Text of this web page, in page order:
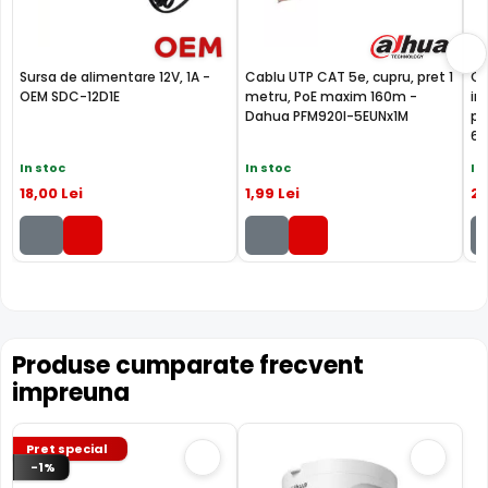
Poate oferi imagini pe timpul noptii sau in conditii de
iluminare scazuta, de la o distanta de pana la 30 metri,
IPC-HDBW1239E1-A-IL-0280B-S6 fiind dotata cu un
iluminator in infrarosu cu LED-uri IR.
Sursa de alimentare 12V, 1A -
OEM SDC-12D1E
In stoc
18,00 Lei
Cablu UTP CAT 5e, cupru, pret 1
metru, PoE maxim 160m -
Dahua PFM920I-5EUNx1M
In stoc
1,99 Lei
In
2
Produse cumparate frecvent
impreuna
Pret special
-1%